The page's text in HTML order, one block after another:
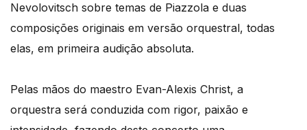
Nevolovitsch sobre temas de Piazzola e duas
composições originais em versão orquestral, todas
elas, em primeira audição absoluta.
Pelas mãos do maestro Evan-Alexis Christ, a
orquestra será conduzida com rigor, paixão e